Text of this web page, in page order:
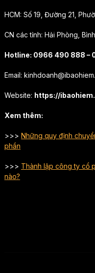
HCM: Số 19, Đường 21,
CN các tỉnh: Hải Phòng,
Hotline: 0966 490 888 –
Email:
Website: https://
Xem thêm:
>>> Những quy định
phần
>>> Thành lập công ty cổ
nào?